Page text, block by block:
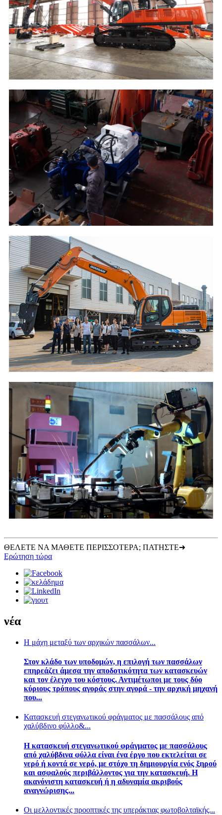
ΘΕΛΕΤΕ ΝΑ ΜΑΘΕΤΕ ΠΕΡΙΣΣΟΤΕΡΑ; ΠΑΤΗΣΤΕ➜
Ερώτηση τώρα
νέα
Η μάχη μεταξύ των αρχικών πασσάλων...
Στον κλάδο των υποδομών, η επιλογή των πασσάλων
επηρεάζει άμεσα την αποδοτικότητα των κατασκευών
και τον έλεγχο του κόστους. Αντιμέτωποι με τους δύο
κύριους τρόπους αγοράς στην αγορά - την αρχική μηχανή
που...
Κατασκευή στεγανωτικού φράγματος με πασσάλους από
χαλύβδινο φύλλο&...
Η κατασκευή στεγανωτικού φράγματος με πασσάλους
από χαλύβδινα φύλλα είναι ένα έργο που εκτελείται σε
νερό ή κοντά σε νερό, με στόχο τη δημιουργία ενός ξηρού
και ασφαλούς περιβάλλοντος για την κατασκευή. Η
ακανόνιστη κατασκευή ή η αδυναμία ακριβούς
αναγνώρισης...
Οι μελλοντικές προοπτικές της υπεράκτιας φωτοβολταϊκής...